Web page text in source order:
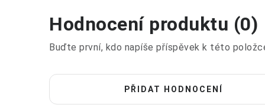
Hodnocení produktu (0)
Buďte první, kdo napíše příspěvek k této
PŘIDAT HODNOCENÍ